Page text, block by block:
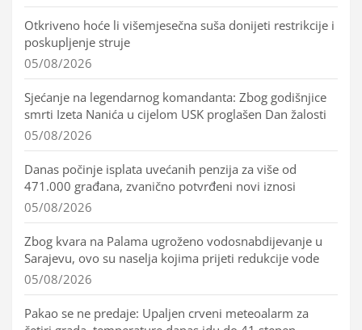
Otkriveno hoće li višemjesečna suša donijeti restrikcije i
poskupljenje struje
05/08/2026
Sjećanje na legendarnog komandanta: Zbog godišnjice
smrti Izeta Nanića u cijelom USK proglašen Dan žalosti
05/08/2026
Danas počinje isplata uvećanih penzija za više od
471.000 građana, zvanično potvrđeni novi iznosi
05/08/2026
Zbog kvara na Palama ugroženo vodosnabdijevanje u
Sarajevu, ovo su naselja kojima prijeti redukcije vode
05/08/2026
Pakao se ne predaje: Upaljen crveni meteoalarm za